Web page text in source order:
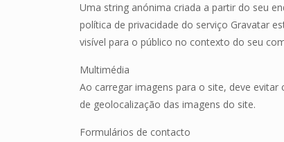
Uma string anónima criada a partir do seu
política de privacidade do serviço Gravatar
visível para o público no contexto do seu
Multimédia
Ao carregar imagens para o site, deve
de geolocalização das imagens do site.
Formulários de contacto